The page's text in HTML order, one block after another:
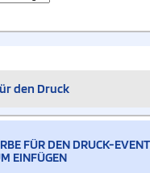
den Druck
FÜR DEN DRUCK-
EINFÜGEN